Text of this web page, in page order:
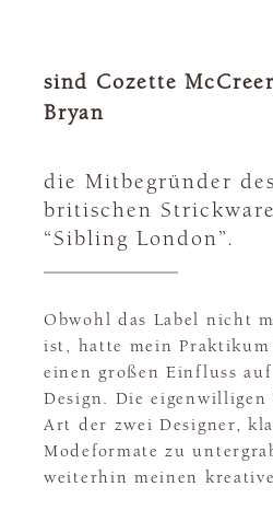
sind Cozette
Bryan
die Mitbegründer
britischen
“Sibling London”.
Obwohl das Label nicht
ist, hatte mein
einen großen Einfluss auf
Design. Die
Art der zwei Designer,
Modeformate zu
weiterhin meinen